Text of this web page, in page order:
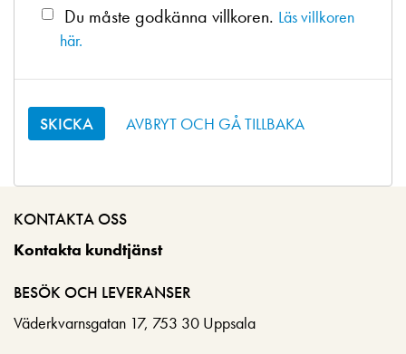
Du måste godkänna villkoren. Läs villkoren
här.
AVBRYT OCH GÅ TILLBAKA
KONTAKTA OSS
Kontakta kundtjänst
BESÖK OCH LEVERANSER
Väderkvarnsgatan 17, 753 30 Uppsala